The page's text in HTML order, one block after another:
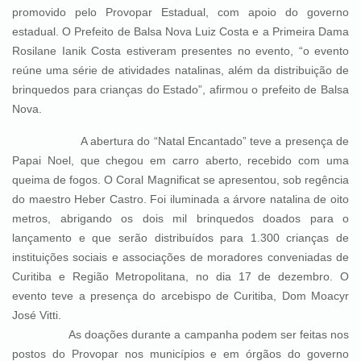
promovido pelo Provopar Estadual, com apoio do governo
estadual. O Prefeito de Balsa Nova Luiz Costa e a Primeira Dama
Rosilane Ianik Costa estiveram presentes no evento, “o evento
reúne uma série de atividades natalinas, além da distribuição de
brinquedos para crianças do Estado”, afirmou o prefeito de Balsa
Nova.
A abertura do “Natal Encantado” teve a presença de
Papai Noel, que chegou em carro aberto, recebido com uma
queima de fogos. O Coral Magnificat se apresentou, sob regência
do maestro Heber Castro. Foi iluminada a árvore natalina de oito
metros, abrigando os dois mil brinquedos doados para o
lançamento e que serão distribuídos para 1.300 crianças de
instituições sociais e associações de moradores conveniadas de
Curitiba e Região Metropolitana, no dia 17 de dezembro. O
evento teve a presença do arcebispo de Curitiba, Dom Moacyr
José Vitti.
As doações durante a campanha podem ser feitas nos
postos do Provopar nos municípios e em órgãos do governo